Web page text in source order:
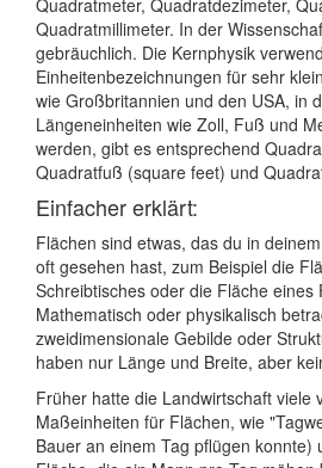
Quadratmeter, Quadratdezimeter,
Quadratmillimeter. In der
gebräuchlich. Die Kernphysik
Einheitenbezeichnungen für sehr
wie Großbritannien und den USA, in
Längeneinheiten wie Zoll, Fuß und
werden, gibt es entsprechend
Quadratfuß (square feet) und
Einfacher erklärt:
Flächen sind etwas, das du in
oft gesehen hast, zum Beispiel die
Schreibtisches oder die Fläche eines
Mathematisch oder physikalisch
zweidimensionale Gebilde oder
haben nur Länge und Breite, aber
Früher hatte die Landwirtschaft viele
Maßeinheiten für Flächen, wie
Bauer an einem Tag pflügen konnte)